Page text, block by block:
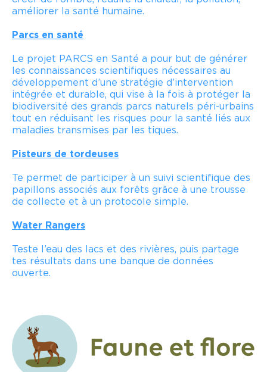
améliorer la santé humaine.
Parcs en santé
Le projet PARCS en Santé a pour but de générer
les connaissances scientifiques nécessaires au
développement d’une stratégie d’intervention
intégrée et durable, qui vise à la fois à protéger la
biodiversité des grands parcs naturels péri-urbains
tout en réduisant les risques pour la santé liés aux
maladies transmises par les tiques.
Pisteurs de tordeuses
Te permet de participer à un suivi scientifique des
papillons associés aux forêts grâce à une trousse
de collecte et à un protocole simple.
Water Rangers
Teste l’eau des lacs et des rivières, puis partage
tes résultats dans une banque de données
ouverte.